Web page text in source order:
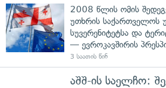
2008 წლის ომის
უთხრის საქართველოს
სუვერენიტეტსა და
— ევროკავშირის
3 საათის წინ
აშშ-ის საელჩო: